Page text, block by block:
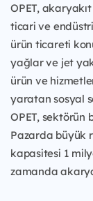
OPET,
ticari ve
ürün ticareti
yağlar ve jet
ürün ve
yaratan sosyal
OPET, sektörün
Pazarda büyük
kapasitesi 1
zamanda